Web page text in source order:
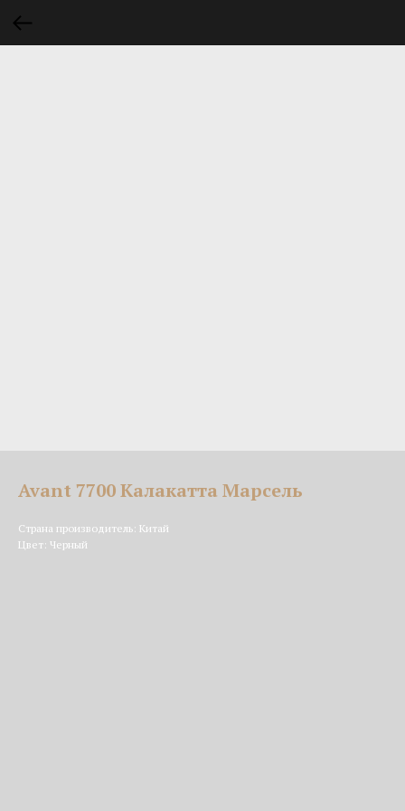
Avant 7700 Калакатта Марсель
Страна производитель: Китай
Цвет: Черный